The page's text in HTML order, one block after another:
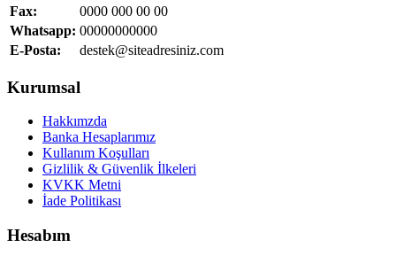
Fax:
0000 000 00 00
Whatsapp: 00000000000
E-Posta:
destek@siteadresiniz.com
Kurumsal
Hakkımzda
Banka Hesaplarımız
Kullanım Koşulları
Gizlilik & Güvenlik İlkeleri
KVKK Metni
İade Politikası
Hesabım